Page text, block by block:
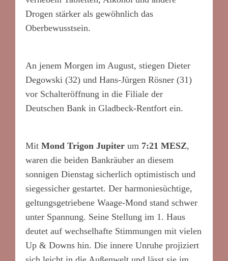
Drogen stärker als gewöhnlich das
Oberbewusstsein.
An jenem Morgen im August, stiegen Dieter
Degowski (32) und Hans-Jürgen Rösner (31)
vor Schalteröffnung in die Filiale der
Deutschen Bank in Gladbeck-Rentfort ein.
Mit Mond Trigon Jupiter um 7:21 MESZ,
waren die beiden Bankräuber an diesem
sonnigen Dienstag sicherlich optimistisch und
siegessicher gestartet. Der harmoniesüchtige,
geltungsgetriebene Waage-Mond stand schwer
unter Spannung. Seine Stellung im 1. Haus
deutet auf wechselhafte Stimmungen mit vielen
Up & Downs hin. Die innere Unruhe projiziert